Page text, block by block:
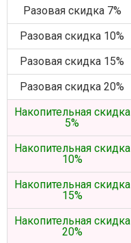
Разовая скидка 7%
Разовая скидка 10%
Разовая скидка 15%
Разовая скидка 20%
Накопительная скидка
5%
Накопительная скидка
10%
Накопительная скидка
15%
Накопительная скидка
20%